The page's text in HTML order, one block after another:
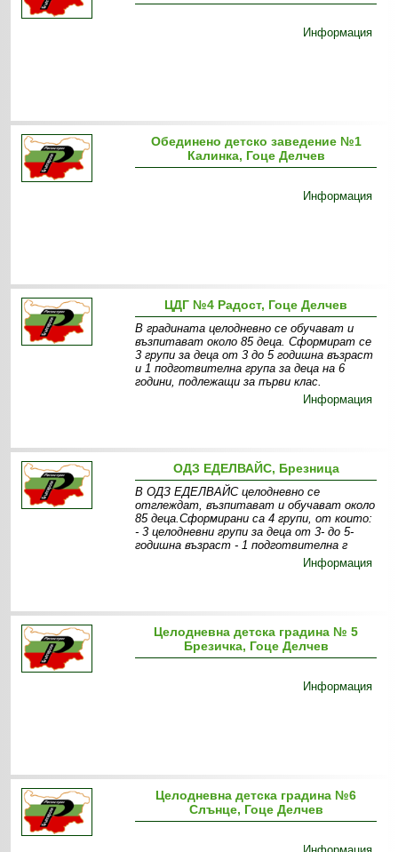
Информация
Обединено детско заведение №1
Калинка, Гоце Делчев
Информация
ЦДГ №4 Радост, Гоце Делчев
В градината целодневно се обучават и
възпитават около 85 деца. Сформират се
3 групи за деца от 3 до 5 годишна възраст
и 1 подготвителна група за деца на 6
години, подлежащи за първи клас.
Информация
ОДЗ ЕДЕЛВАЙС, Брезница
В ОДЗ ЕДЕЛВАЙС целодневно се
отглеждат, възпитават и обучават около
85 деца.Сформирани са 4 групи, от които:
- 3 целодневни групи за деца от 3- до 5-
годишна възраст - 1 подготвителна г
Информация
Целодневна детска градина № 5
Брезичка, Гоце Делчев
Информация
Целодневна детска градина №6
Слънце, Гоце Делчев